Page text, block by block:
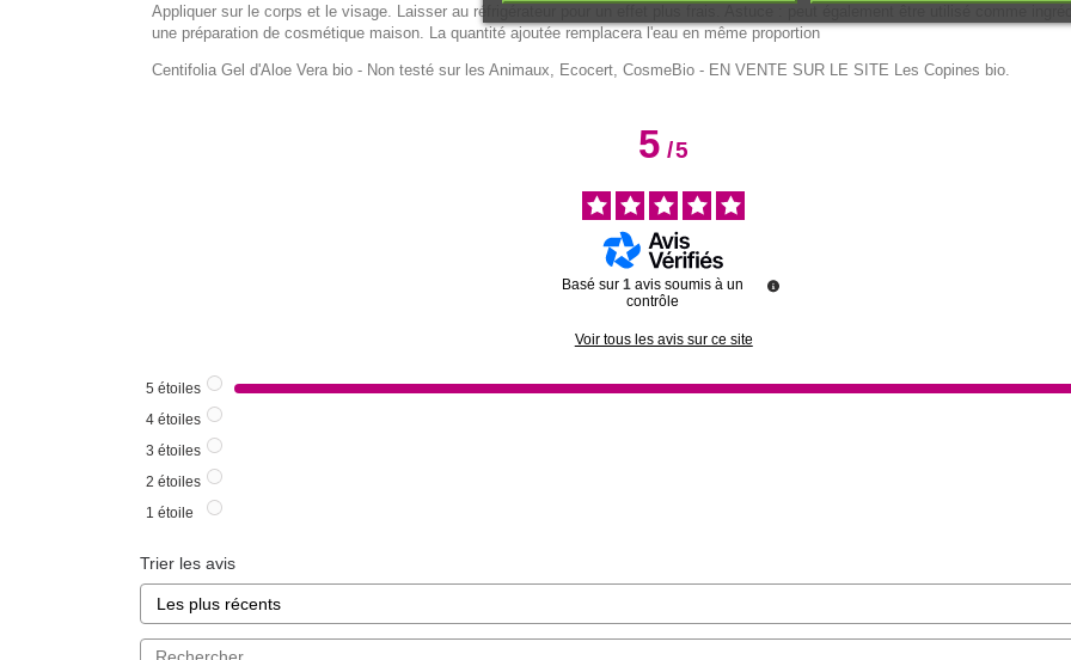
Appliquer sur le corps et le visage. Laisser au réfrigérateur pour un effet plus frais. Astuce : peut également être utilisé comme
une préparation de cosmétique maison. La quantité ajoutée remplacera l'eau en même proportion
Centifolia Gel d'Aloe Vera bio - Non testé sur les Animaux, Ecocert, CosmeBio - EN VENTE SUR LE SITE Les Copines bio.
5/5
Basé sur1 avis soumis à un
contrôle
Voir tous les avis sur ce site
5 étoiles
4 étoiles
3 étoiles
2 étoiles
1 étoile
Trier les avis